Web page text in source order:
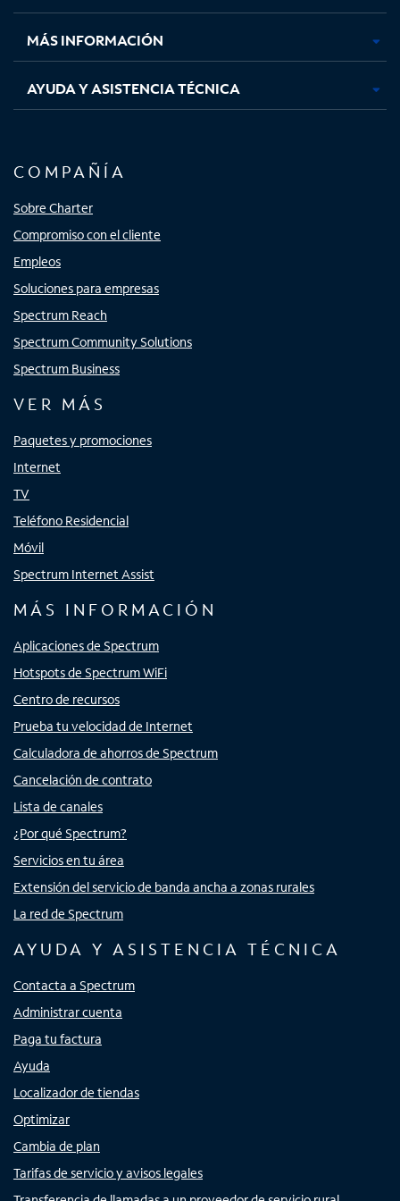
nuevanuevanuevanueva
MÁS INFORMACIÓN
AYUDA Y ASISTENCIA TÉCNICA
COMPAÑÍA
Sobre Charter
Compromiso con el cliente
Empleos
Soluciones para empresas
Spectrum Reach
Spectrum Community Solutions
Spectrum Business
VER MÁS
Paquetes y promociones
Internet
TV
Teléfono Residencial
Móvil
Spectrum Internet Assist
MÁS INFORMACIÓN
Aplicaciones de Spectrum
Hotspots de Spectrum WiFi
Centro de recursos
Prueba tu velocidad de Internet
Calculadora de ahorros de Spectrum
Cancelación de contrato
Lista de canales
¿Por qué Spectrum?
Servicios en tu área
Extensión del servicio de banda ancha a zonas rurales
La red de Spectrum
AYUDA Y ASISTENCIA TÉCNICA
Contacta a Spectrum
Administrar cuenta
Paga tu factura
Ayuda
Localizador de tiendas
Optimizar
Cambia de plan
Tarifas de servicio y avisos legales